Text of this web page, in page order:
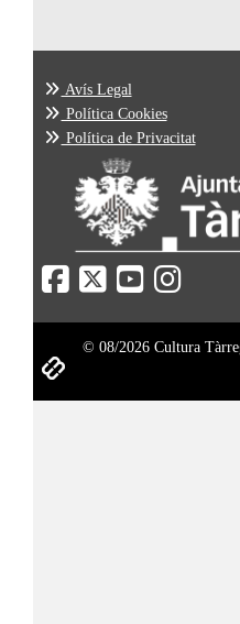
Avís Legal
Política Cookies
Política de Privacitat
© 08/2026 Cultura